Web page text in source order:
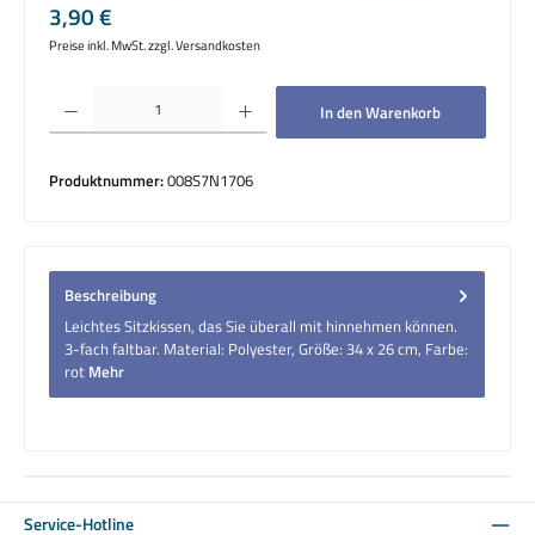
Regulärer Preis:
3,90 €
Preise inkl. MwSt. zzgl. Versandkosten
Produkt Anzahl: Gib den gewünschten Wert ein oder benutze die Schaltflächen um
In den Warenkorb
Produktnummer:008S7N1706
Beschreibung
Leichtes Sitzkissen, das Sie überall mit hinnehmen können.
3-fach faltbar. Material: Polyester, Größe: 34 x 26 cm, Farbe:
rot Mehr
Service-Hotline